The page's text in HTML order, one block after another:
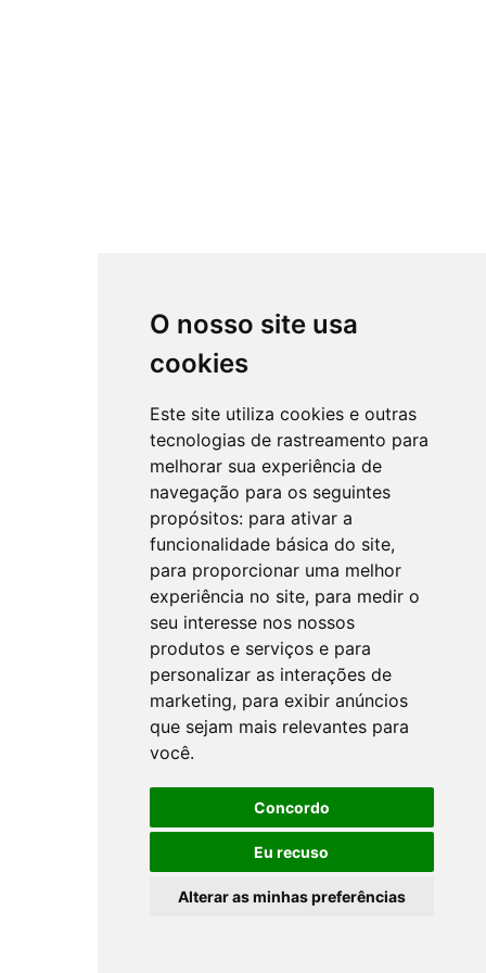
O nosso site usa
cookies
Este site utiliza cookies e outras
tecnologias de rastreamento para
melhorar sua experiência de
navegação para os seguintes
propósitos: para ativar a
funcionalidade básica do site,
para proporcionar uma melhor
experiência no site, para medir o
seu interesse nos nossos
produtos e serviços e para
personalizar as interações de
marketing, para exibir anúncios
que sejam mais relevantes para
você.
Concordo
Eu recuso
Alterar as minhas preferências